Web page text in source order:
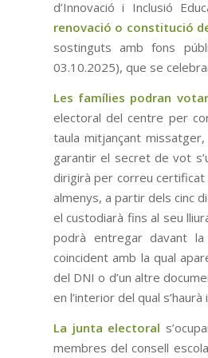
d’Innovació i Inclusió
renovació o constitució
sostinguts amb fons
03.10.2025), que se
Les famílies podran
electoral del centre per
taula mitjançant
garantir el secret de vot
dirigirà per correu
almenys, a partir dels cinc
el custodiarà fins al seu
podrà entregar davant
coincident amb la qual
del DNI o d’un altre
en l’interior del qual
La junta electoral
membres del consell